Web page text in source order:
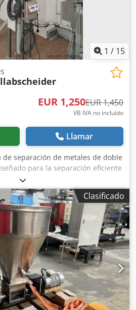
1 / 15
EUR 1,250EUR 1,450
VB IVA no incluído
Llamar
de separación de metales de doble
para la separación eficiente
del granulado de plástico.
Diseño compacto con dos
encima de la otra para lograr la
y la separación.
Clasificado